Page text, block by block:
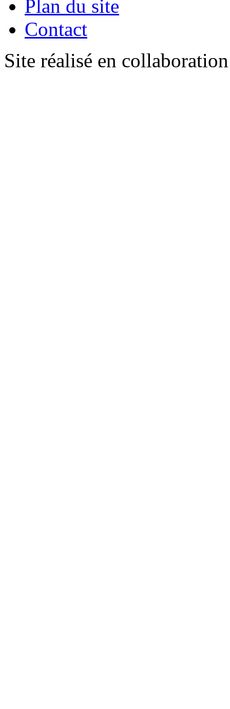
Plan du site
Contact
Site réalisé en